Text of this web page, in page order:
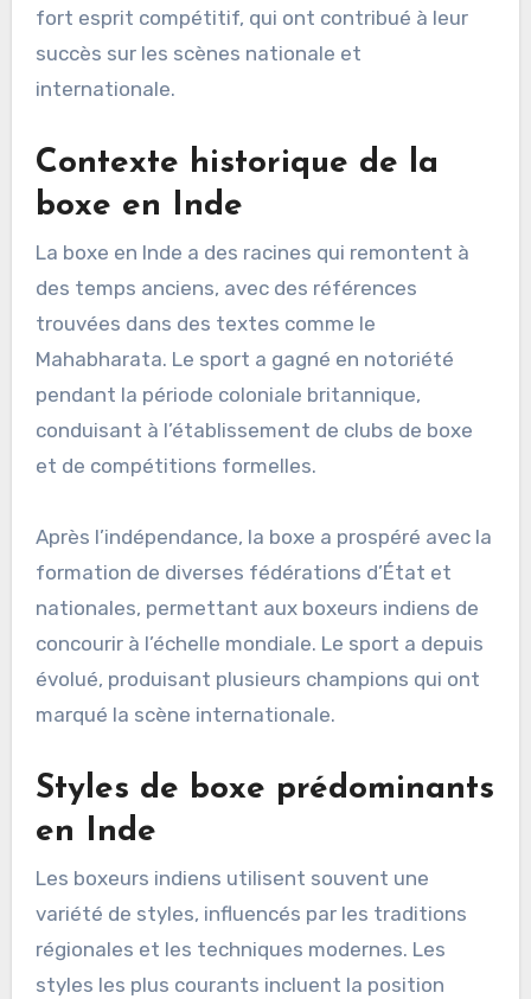
fort esprit compétitif, qui ont contribué à leur
succès sur les scènes nationale et
internationale.
Contexte historique de la
boxe en Inde
La boxe en Inde a des racines qui remontent à
des temps anciens, avec des références
trouvées dans des textes comme le
Mahabharata. Le sport a gagné en notoriété
pendant la période coloniale britannique,
conduisant à l’établissement de clubs de boxe
et de compétitions formelles.
Après l’indépendance, la boxe a prospéré avec la
formation de diverses fédérations d’État et
nationales, permettant aux boxeurs indiens de
concourir à l’échelle mondiale. Le sport a depuis
évolué, produisant plusieurs champions qui ont
marqué la scène internationale.
Styles de boxe prédominants
en Inde
Les boxeurs indiens utilisent souvent une
variété de styles, influencés par les traditions
régionales et les techniques modernes. Les
styles les plus courants incluent la position